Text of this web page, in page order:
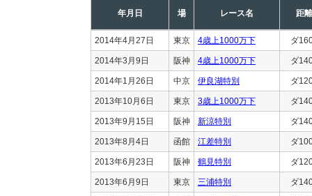
年月日 場 レース名 距離
2014年4月27日 東京 4歳上1000万下 ダ
2014年3月9日 阪神 4歳上1000万下 ダ
2014年1月26日 中京 伊良湖特別 ダ
2013年10月6日 東京 3歳上1000万下 ダ
2013年9月15日 阪神 新涼特別 ダ
2013年8月4日 函館 江差特別 ダ
2013年6月23日 阪神 鶴見特別 ダ
2013年6月9日 東京 三浦特別 ダ